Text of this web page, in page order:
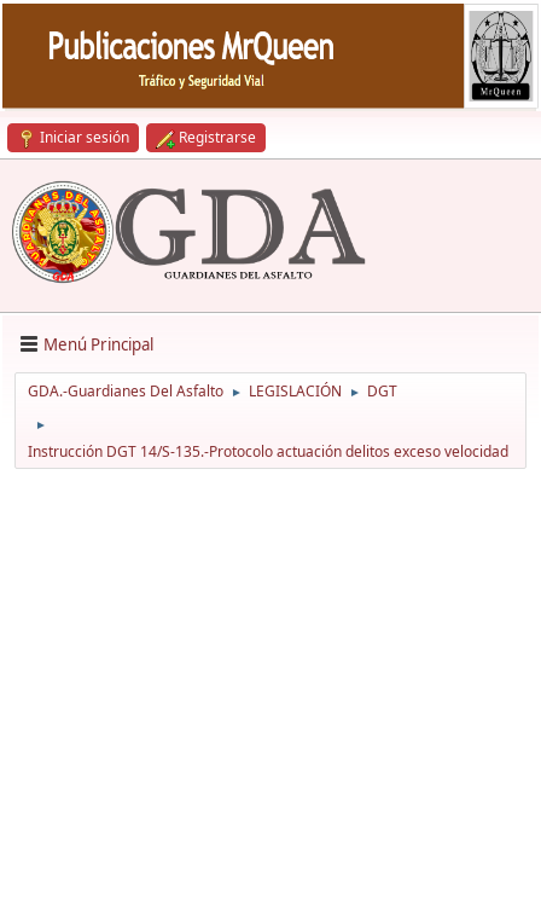
Iniciar sesión Registrarse
Menú Principal
GDA.-Guardianes Del Asfalto ► LEGISLACIÓN ► DGT
►
Instrucción DGT 14/S-135.-Protocolo actuación delitos exceso velocidad